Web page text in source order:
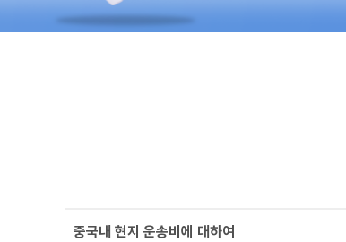
중국내 현지 운송비에 대하여